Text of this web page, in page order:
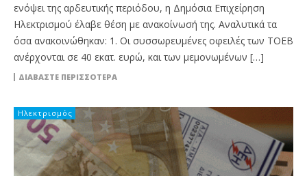
ενόψει της αρδευτικής περιόδου, η Δημόσια Επιχείρηση
Ηλεκτρισμού έλαβε θέση με ανακοίνωσή της. Αναλυτικά τα
όσα ανακοινώθηκαν: 1. Οι συσσωρευμένες οφειλές των ΤΟΕΒ
ανέρχονται σε 40 εκατ. ευρώ, και των μεμονωμένων […]
ΔΙΑΒΆΣΤΕ ΠΕΡΙΣΣΌΤΕΡΑ
Ηλεκτρισμός